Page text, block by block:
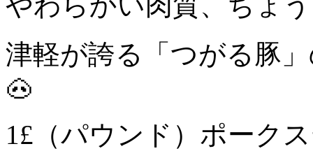
津軽が誇る「つがる豚
🐽
1£（パウンド）ポーク